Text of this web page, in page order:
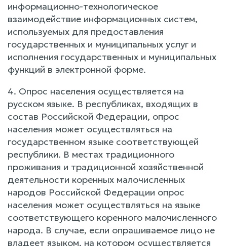
информационно-технологическое
взаимодействие информационных систем,
используемых для предоставления
государственных и муниципальных услуг и
исполнения государственных и муниципальных
функций в электронной форме.
4. Опрос населения осуществляется на
русском языке. В республиках, входящих в
состав Российской Федерации, опрос
населения может осуществляться на
государственном языке соответствующей
республики. В местах традиционного
проживания и традиционной хозяйственной
деятельности коренных малочисленных
народов Российской Федерации опрос
населения может осуществляться на языке
соответствующего коренного малочисленного
народа. В случае, если опрашиваемое лицо не
владеет языком, на котором осуществляется